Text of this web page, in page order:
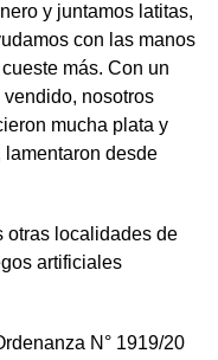
y juntamos latitas,
con las manos
más. Con un
nosotros
mucha plata y
desde
otras localidades de
artificiales
N° 1919/20